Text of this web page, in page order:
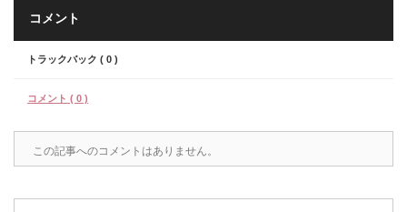
コメント
トラックバック ( 0 )
コメント ( 0 )
この記事へのコメントはありません。